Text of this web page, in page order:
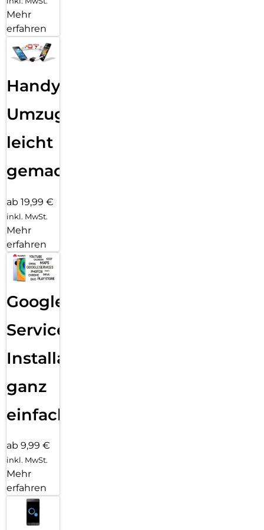
Mehr
erfahren
Handy
Umzug
leicht
gemacht!
ab 19,99 €
inkl. MwSt.
Mehr
erfahren
Google
Services
Installation
ganz
einfach
ab 9,99 €
inkl. MwSt.
Mehr
erfahren